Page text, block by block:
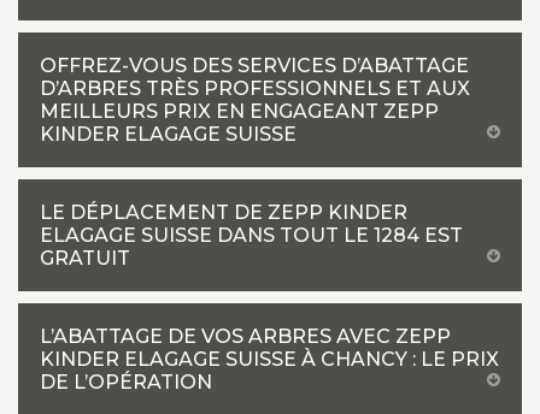
OFFREZ-VOUS DES SERVICES D’ABATTAGE
D’ARBRES TRÈS PROFESSIONNELS ET AUX
MEILLEURS PRIX EN ENGAGEANT ZEPP
KINDER ELAGAGE SUISSE
LE DÉPLACEMENT DE ZEPP KINDER
ELAGAGE SUISSE DANS TOUT LE 1284 EST
GRATUIT
L’ABATTAGE DE VOS ARBRES AVEC ZEPP
KINDER ELAGAGE SUISSE À CHANCY : LE PRIX
DE L’OPÉRATION